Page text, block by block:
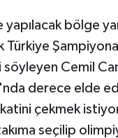
bölge
Türkiye
Cemil
derece elde
çekmek
seçilip